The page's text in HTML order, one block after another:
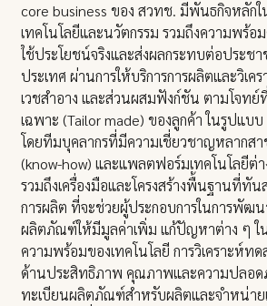
core business ของ สวทช. มีพันธกิจหลักใ
เทคโนโลยีและนวัตกรรม รวมถึงความพร้อ
ใช้ประโยชน์จริงและส่งผลกระทบต่อประช
ประเทศ ผ่านการให้บริการการผลิตและวิเ
เวชสำอาง และส่วนผสมฟังก์ชัน ตามโจทย์
เฉพาะ (Tailor made) ของลูกค้า ในรูปแบ
โดยทีมบุคลากรที่มีความเชี่ยวชาญหลากสา
(know-how) และแพลตฟอร์มเทคโนโลยีต่
รวมถึงเครื่องมือและโครงสร้างพื้นฐานที่ทั
การผลิต ที่จะช่วยผู้ประกอบการในการพัฒ
ผลิตภัณฑ์ให้มีมูลค่าเพิ่ม แก้ปัญหาต่าง ๆ ใ
ความพร้อมของเทคโนโลยี การวิเคราะห์
ด้านประสิทธิภาพ คุณภาพและความปลอด
ทะเบียนผลิตภัณฑ์สำหรับผลิตและจำหน่าย